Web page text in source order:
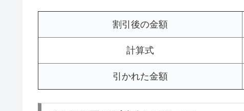
割引後の金額
計算式
引かれた金額